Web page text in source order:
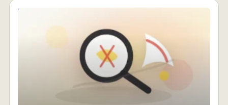
MARKETING AI